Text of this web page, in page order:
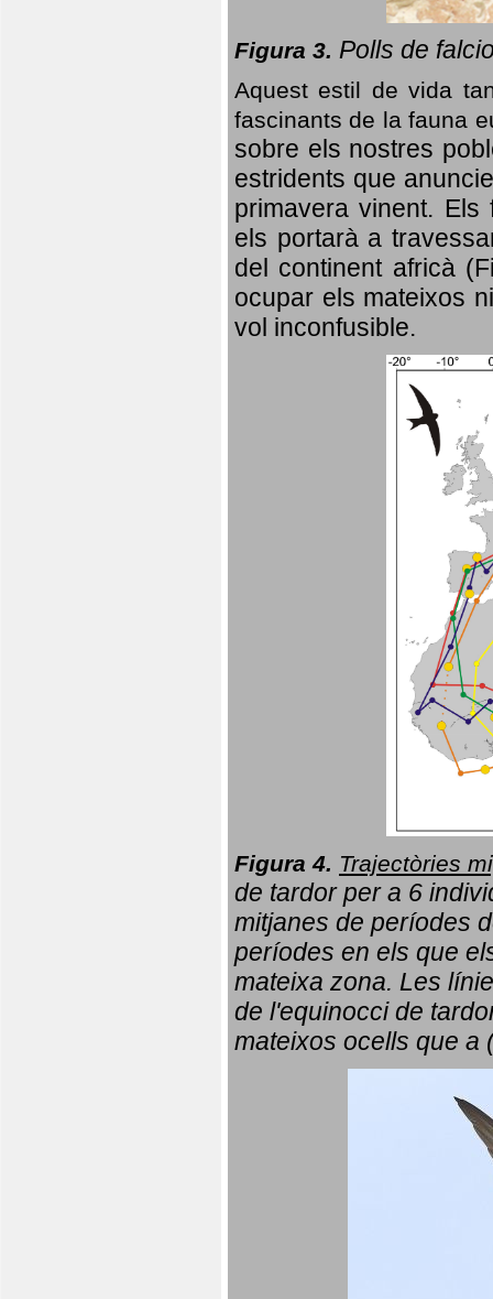
Figura 3. Polls de
Aquest estil de vida
fascinants de la fauna
sobre els nostres
estridents que
primavera vinent. Els
els portarà a
del continent africà
ocupar els mateixos
vol inconfusible.
Figura 4. Trajectòries
de tardor per a 6
mitjanes de períodes
períodes en els que
mateixa zona. Les
de l'equinocci de
mateixos ocells que a